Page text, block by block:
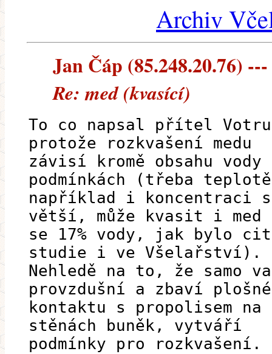
Archiv
Jan Čáp (85.248.20.76)
Re: med (kvasící)
To co napsal přítel
protože rozkvašení medu
závisí kromě obsahu vody
podmínkách (třeba
například i koncentraci
větší, může kvasit i med
se 17% vody, jak bylo
studie i ve Všelařství).
Nehledě na to, že samo
provzdušní a zbaví
kontaktu s propolisem
stěnách buněk, vytváří
podmínky pro rozkvašení.